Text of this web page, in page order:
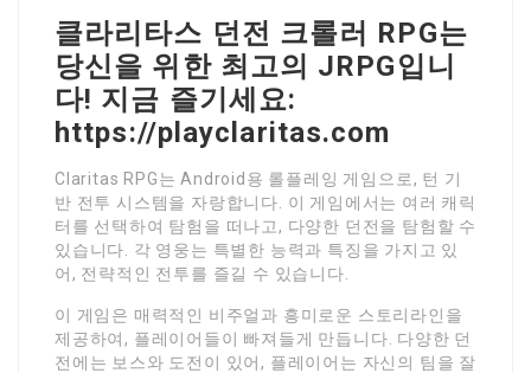
클라리타스 던전 크롤러 RPG는
당신을 위한 최고의 JRPG입니
다! 지금 즐기세요:
https://playclaritas.com
Claritas RPG는 Android용 롤플레잉 게임으로, 턴 기
반 전투 시스템을 자랑합니다. 이 게임에서는 여러 캐릭
터를 선택하여 탐험을 떠나고, 다양한 던전을 탐험할 수
있습니다. 각 영웅는 특별한 능력과 특징을 가지고 있
어, 전략적인 전투를 즐길 수 있습니다.
이 게임은 매력적인 비주얼과 흥미로운 스토리라인을
제공하여, 플레이어들이 빠져들게 만듭니다. 다양한 던
전에는 보스와 도전이 있어, 플레이어는 자신의 팀을 잘